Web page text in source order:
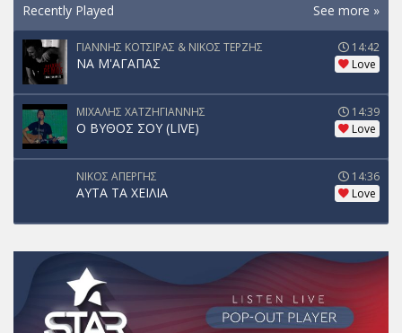
Recently Played See more »
ΓΙΑΝΝΗΣ ΚΟΤΣΙΡΑΣ & ΝΙΚΟΣ ΤΕΡΖΗΣ
ΝΑ Μ'ΑΓΑΠΑΣ
14:42
Love
ΜΙΧΑΛΗΣ ΧΑΤΖΗΓΙΑΝΝΗΣ
Ο ΒΥΘΟΣ ΣΟΥ (LIVE)
14:39
Love
ΝΙΚΟΣ ΑΠΕΡΓΗΣ
ΑΥΤΑ ΤΑ ΧΕΙΛΙΑ
14:36
Love